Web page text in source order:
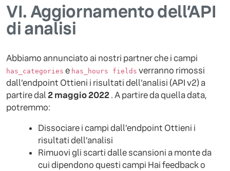
VI.Aggiornamento dell’API
di analisi
Abbiamo annunciato ai nostri partner che i campi
has_categories e has_hours fields verranno rimossi
dall’endpoint Ottieni i risultati dell’analisi (API v2) a
partire dal2 maggio 2022. A partire da quella data,
potremmo:
Dissociare i campi dall’endpoint Ottieni i
risultati dell’analisi
Rimuovi gli scarti dalle scansioni a monte da
cui dipendono questi campi Hai feedback o